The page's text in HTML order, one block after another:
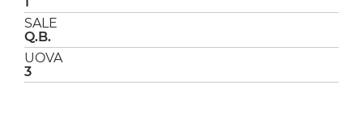
SALE
Q.B.
UOVA
3